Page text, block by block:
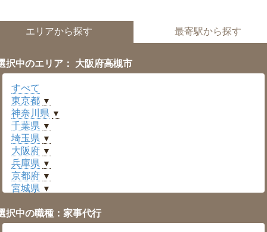
エリアから探す 最寄駅から探す
択中のエリア： 大阪府高槻市
すべて
東京都 ▼
神奈川県 ▼
千葉県 ▼
埼玉県 ▼
大阪府 ▼
兵庫県 ▼
京都府 ▼
宮城県 ▼
福井県 ▼
岡山県 ▼
択中の職種：家事代行